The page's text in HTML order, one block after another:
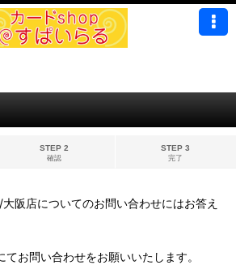
STEP 2
確認
STEP 3
完了
阪店についてのお問い合わせにはお答え
お問い合わせをお願いいたします。